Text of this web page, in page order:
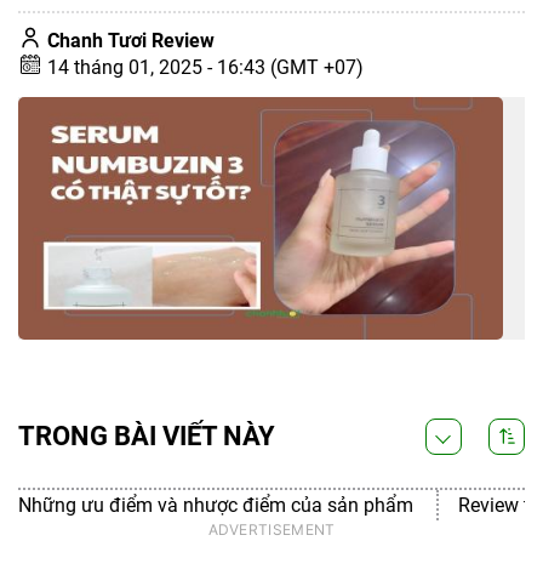
Chanh Tươi Review
14 tháng 01, 2025 - 16:43 (GMT +07)
TRONG BÀI VIẾT NÀY
Những ưu điểm và nhược điểm của sản phẩm Review